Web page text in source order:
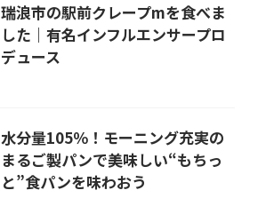
瑞浪市の駅前クレープmを食べま
した｜有名インフルエンサープロ
デュース
水分量105％！モーニング充実の
まるご製パンで美味しい“もちっ
と”食パンを味わおう